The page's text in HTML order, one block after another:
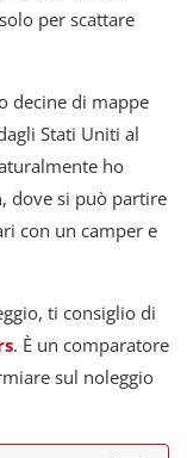
per scattare
decine di mappe
Stati Uniti al
ho
, dove si può partire
con un camper e
ti consiglio di
. È un comparatore
sul noleggio